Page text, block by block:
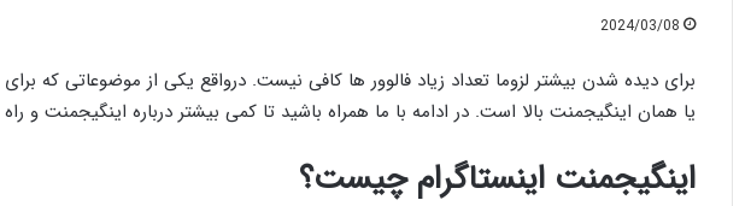
2024/03/08
برای دیده شدن بیشتر لزوما تعداد زیاد فالوور ها کافی نیست. درواقع یکی از موضوعاتی که
یا همان اینگیجمنت بالا است. در ادامه با ما همراه باشید تا کمی بیشتر درباره اینگیجمنت و
اینگیجمنت اینستاگرام چیست؟